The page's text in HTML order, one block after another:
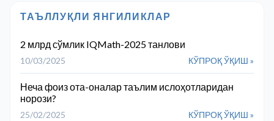
ТАЪЛЛУҚЛИ ЯНГИЛИКЛАР
2 млрд сўмлик IQMath-2025 танлови
10/03/2025 КЎПРОҚ ЎҚИШ »
Неча фоиз ота-оналар таълим ислоҳотларидан
норози?
25/02/2025 КЎПРОҚ ЎҚИШ »